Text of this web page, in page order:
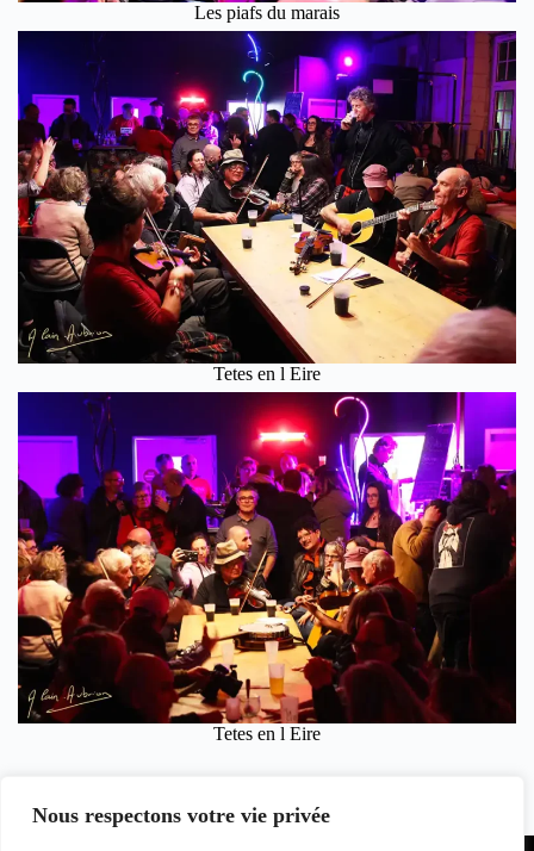
Nous respectons votre vie privée
Les piafs du marais
Tetes en l Eire
Tetes en l Eire
Crédit Photos Alain Aubrion.